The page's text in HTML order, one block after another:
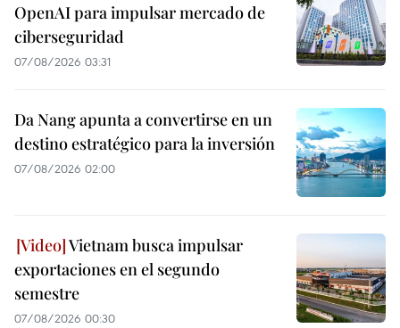
OpenAI para impulsar mercado de
ciberseguridad
07/08/2026 03:31
Da Nang apunta a convertirse en un
destino estratégico para la inversión
07/08/2026 02:00
Vietnam busca impulsar
exportaciones en el segundo
semestre
07/08/2026 00:30